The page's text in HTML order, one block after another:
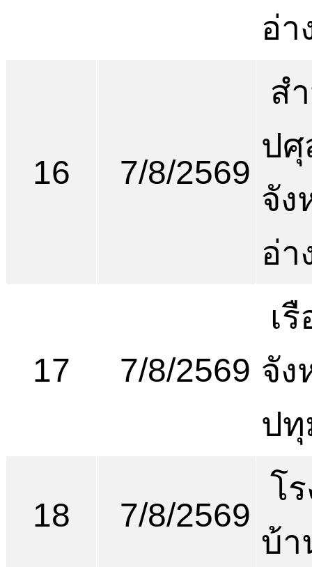
อ่า
16 7/8/2569
ส
ปศุ
จัง
อ่า
17 7/8/2569
เ
จัง
ป
18 7/8/2569
โ
บ้า